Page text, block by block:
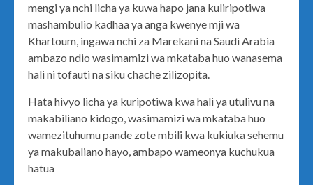
mengi ya nchi licha ya kuwa hapo jana kuliripotiwa
mashambulio kadhaa ya anga kwenye mji wa
Khartoum, ingawa nchi za Marekani na Saudi Arabia
ambazo ndio wasimamizi wa mkataba huo wanasema
hali ni tofauti na siku chache zilizopita.
Hata hivyo licha ya kuripotiwa kwa hali ya utulivu na
makabiliano kidogo, wasimamizi wa mkataba huo
wamezituhumu pande zote mbili kwa kukiuka sehemu
ya makubaliano hayo, ambapo wameonya kuchukua
hatua